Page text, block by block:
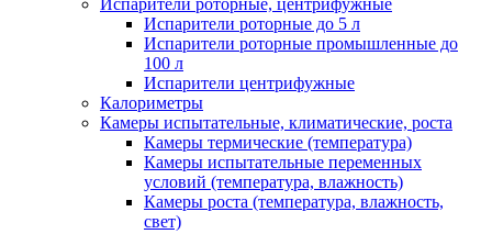
Испарители роторные, центрифужные
Испарители роторные до 5 л
Испарители роторные промышленные до
100 л
Испарители центрифужные
Калориметры
Камеры испытательные, климатические, роста
Камеры термические (температура)
Камеры испытательные переменных
условий (температура, влажность)
Камеры роста (температура, влажность,
свет)